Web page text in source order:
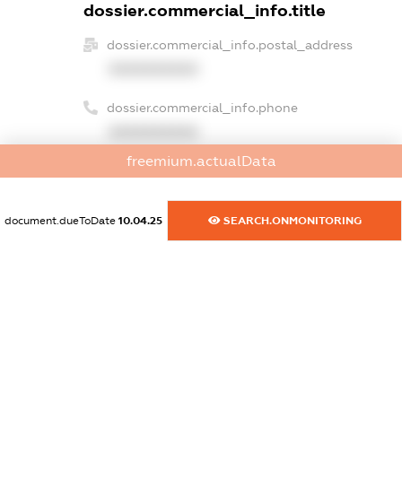
dossier.commercial_info.title
dossier.commercial_info.postal_address
dossier.commercial_info.phone
dossier.commercial_info.fax
freemium.actualData
document.dueToDate 10.04.25 SEARCH.ONMONITORING